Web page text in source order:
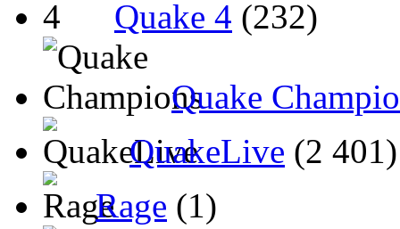
Quake 4 (232)
Quake
QuakeLive (2 401)
Rage (1)